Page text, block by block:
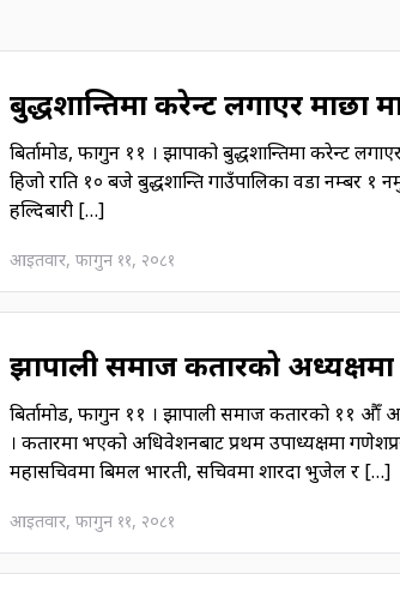
बुद्धशान्तिमा करेन्ट लगाएर माछा
बिर्तामोड, फागुन ११ । झापाको बुद्धशान्तिमा करेन्ट
हिजो राति १० बजे बुद्धशान्ति गाउँपालिका वडा नम्बर १
हल्दिबारी […]
आइतवार, फागुन ११, २०८१
झापाली समाज कतारको
बिर्तामोड, फागुन ११ । झापाली समाज कतारको ११
। कतारमा भएको अधिवेशनबाट प्रथम उपाध्यक्षमा
महासचिवमा बिमल भारती, सचिवमा शारदा भुजेल र […]
आइतवार, फागुन ११, २०८१